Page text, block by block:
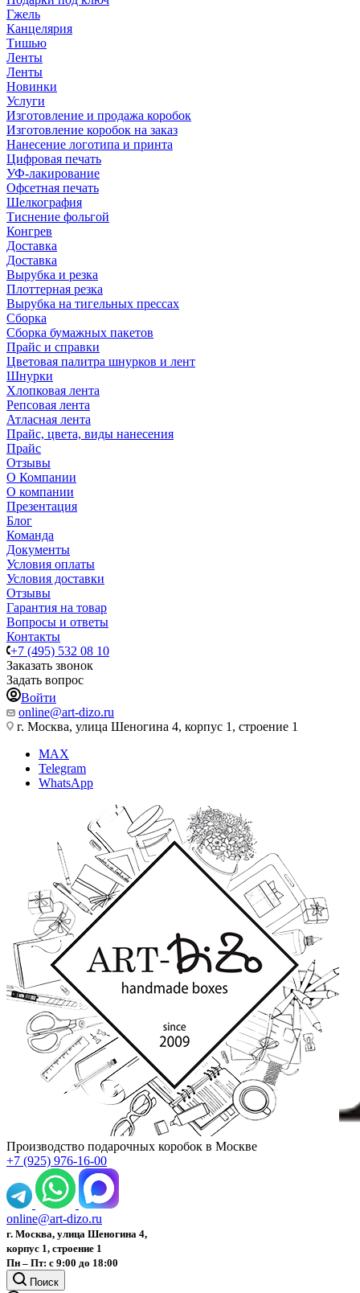
Гжель
Канцелярия
Тишью
Ленты
Ленты
Новинки
Услуги
Изготовление и продажа коробок
Изготовление коробок на заказ
Нанесение логотипа и принта
Цифровая печать
УФ-лакирование
Офсетная печать
Шелкография
Тиснение фольгой
Конгрев
Доставка
Доставка
Вырубка и резка
Плоттерная резка
Вырубка на тигельных прессах
Сборка
Сборка бумажных пакетов
Прайс и справки
Цветовая палитра шнурков и лент
Шнурки
Хлопковая лента
Репсовая лента
Атласная лента
Прайс, цвета, виды нанесения
Прайс
Отзывы
О Компании
О компании
Презентация
Блог
Команда
Документы
Условия оплаты
Условия доставки
Отзывы
Гарантия на товар
Вопросы и ответы
Контакты
+7 (495) 532 08 10
Заказать звонок
Задать вопрос
Войти
online@art-dizo.ru
г. Москва, улица Шеногина 4, корпус 1, строение 1
MAX
Telegram
WhatsApp
Производство подарочных коробок в Москве
+7 (925) 976-16-00
online@art-dizo.ru
г. Москва, улица Шеногина 4,
корпус 1, строение 1
Пн – Пт: с 9:00 до 18:00
Поиск